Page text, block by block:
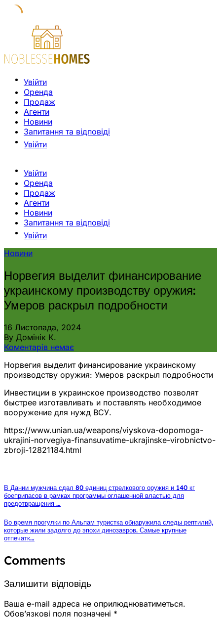
Увійти
Оренда
Продаж
Агенти
Новини
Запитання та відповіді
Увійти
Увійти
Оренда
Продаж
Агенти
Новини
Запитання та відповіді
Увійти
Новини
Норвегия выделит финансирование
украинскому производству оружия:
Умеров раскрыл подробности
16 Листопада, 2024
By Домінік К.
Коментарів немає
Норвегия выделит финансирование украинскому
производству оружия: Умеров раскрыл подробности
Инвестиции в украинское производство позволят
быстрее изготавливать и поставлять необходимое
вооружение для нужд ВСУ.
https://www.unian.ua/weapons/viyskova-dopomoga-
ukrajini-norvegiya-finansuvatime-ukrajinske-virobnictvo-
zbroji-12821184.html
В Дании мужчина сдал 80 единиц стрелкового оружия и 140 кг
боеприпасов в рамках программы оглашенной властью для
предотвращения …
Во время прогулки по Альпам туристка обнаружила следы рептилий,
которые жили задолго до эпохи динозавров. Самые крупные
отпечатк…
Comments
Залишити відповідь
Ваша e-mail адреса не оприлюднюватиметься.
Обов’язкові поля позначені *